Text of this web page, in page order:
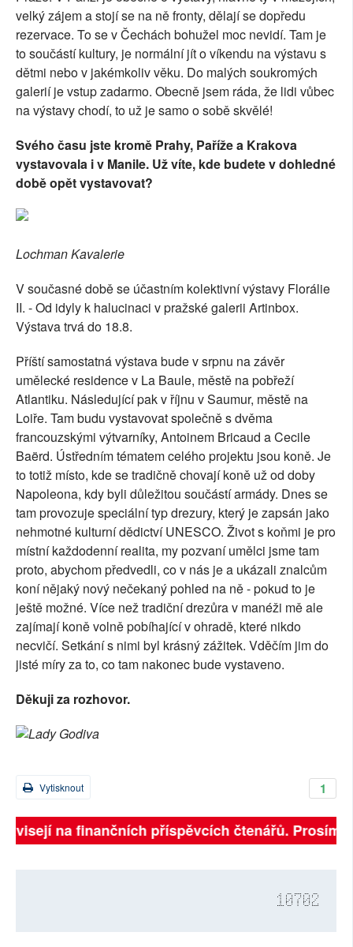
velký zájem a stojí se na ně fronty, dělají se dopředu
rezervace. To se v Čechách bohužel moc nevidí. Tam je
to součástí kultury, je normální jít o víkendu na výstavu s
dětmi nebo v jakémkoliv věku. Do malých soukromých
galerií je vstup zadarmo. Obecně jsem ráda, že lidi vůbec
na výstavy chodí, to už je samo o sobě skvělé!
Svého času jste kromě Prahy, Paříže a Krakova
vystavovala i v Manile. Už víte, kde budete v dohledné
době opět vystavovat?
Lochman Kavalerie
V současné době se účastním kolektivní výstavy Florálie
II. - Od idyly k halucinaci v pražské galerii Artinbox.
Výstava trvá do 18.8.
Příští samostatná výstava bude v srpnu na závěr
umělecké residence v La Baule, městě na pobřeží
Atlantiku. Následující pak v říjnu v Saumur, městě na
Loiře. Tam budu vystavovat společně s dvěma
francouzskými výtvarníky, Antoinem Bricaud a Cecile
Baërd. Ústředním tématem celého projektu jsou koně. Je
to totiž místo, kde se tradičně chovají koně už od doby
Napoleona, kdy byli důležitou součástí armády. Dnes se
tam provozuje speciální typ drezury, který je zapsán jako
nehmotné kulturní dědictví UNESCO. Život s koňmi je pro
místní každodenní realita, my pozvaní umělci jsme tam
proto, abychom předvedli, co v nás je a ukázali znalcům
koní nějaký nový nečekaný pohled na ně - pokud to je
ještě možné. Více než tradiční drezůra v manéži mě ale
zajímají koně volně pobíhající v ohradě, které nikdo
necvičí. Setkání s nimi byl krásný zážitek. Vděčím jim do
jisté míry za to, co tam nakonec bude vystaveno.
Děkuji za rozhovor.
Lady Godiva
1
Vytisknout
na finančních příspěvcích čtenářů. Prosíme,
10702